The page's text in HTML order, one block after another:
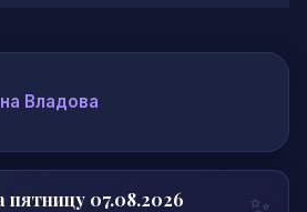
Владова
пятницу 07.08.2026